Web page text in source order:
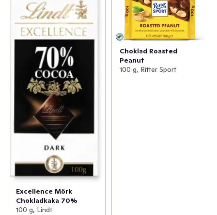
Excellence Mörk
Chokladkaka 70%
100 g, Lindt
Choklad Roasted
Peanut
100 g, Ritter Sport